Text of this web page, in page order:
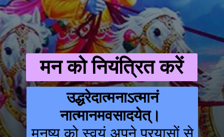
मन को नियंत्रित करें
उद्धरेदात्मनाऽत्मानं
नात्मानमवसादयेत्।